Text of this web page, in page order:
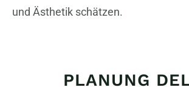
und Ästhetik schätzen.
PLANUNG